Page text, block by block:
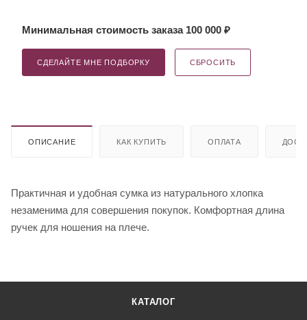
Минимальная стоимость заказа 100 000 ₽
СДЕЛАЙТЕ МНЕ ПОДБОРКУ СБРОСИТЬ
ОПИСАНИЕ КАК КУПИТЬ ОПЛАТА
Практичная и удобная сумка из натурального хлопка
незаменима для совершения покупок. Комфортная длина
ручек для ношения на плече.
КАТАЛОГ